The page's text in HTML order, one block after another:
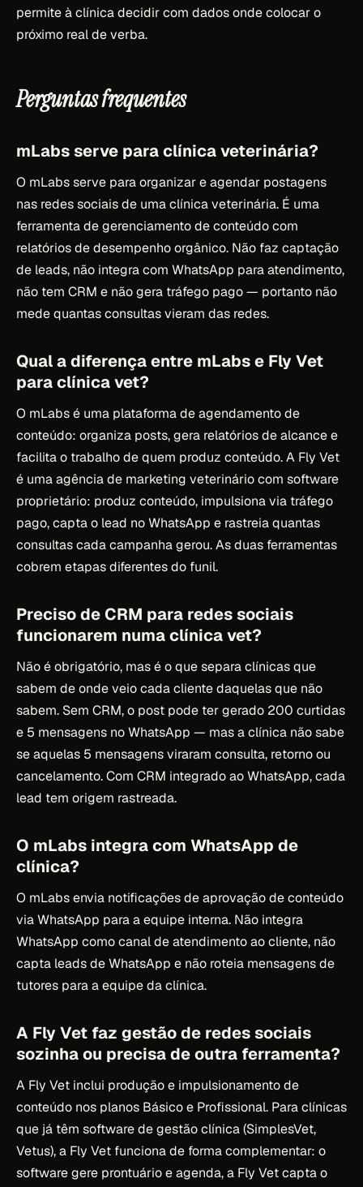
permite à clínica decidir com dados onde colocar o
próximo real de verba.
Perguntas frequentes
mLabs serve para clínica veterinária?
O mLabs serve para organizar e agendar postagens
nas redes sociais de uma clínica veterinária. É uma
ferramenta de gerenciamento de conteúdo com
relatórios de desempenho orgânico. Não faz captação
de leads, não integra com WhatsApp para atendimento,
não tem CRM e não gera tráfego pago — portanto não
mede quantas consultas vieram das redes.
Qual a diferença entre mLabs e Fly Vet
para clínica vet?
O mLabs é uma plataforma de agendamento de
conteúdo: organiza posts, gera relatórios de alcance e
facilita o trabalho de quem produz conteúdo. A Fly Vet
é uma agência de marketing veterinário com software
proprietário: produz conteúdo, impulsiona via tráfego
pago, capta o lead no WhatsApp e rastreia quantas
consultas cada campanha gerou. As duas ferramentas
cobrem etapas diferentes do funil.
Preciso de CRM para redes sociais
funcionarem numa clínica vet?
Não é obrigatório, mas é o que separa clínicas que
sabem de onde veio cada cliente daquelas que não
sabem. Sem CRM, o post pode ter gerado 200 curtidas
e 5 mensagens no WhatsApp — mas a clínica não sabe
se aquelas 5 mensagens viraram consulta, retorno ou
cancelamento. Com CRM integrado ao WhatsApp, cada
lead tem origem rastreada.
O mLabs integra com WhatsApp de
clínica?
O mLabs envia notificações de aprovação de conteúdo
via WhatsApp para a equipe interna. Não integra
WhatsApp como canal de atendimento ao cliente, não
capta leads de WhatsApp e não roteia mensagens de
tutores para a equipe da clínica.
A Fly Vet faz gestão de redes sociais
sozinha ou precisa de outra ferramenta?
A Fly Vet inclui produção e impulsionamento de
conteúdo nos planos Básico e Profissional. Para clínicas
que já têm software de gestão clínica (SimplesVet,
Vetus), a Fly Vet funciona de forma complementar: o
software gere prontuário e agenda, a Fly Vet capta o